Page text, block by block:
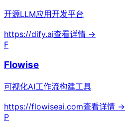
开源LLM应用开发平台
https://dify.ai查看详情 →
F
Flowise
可视化AI工作流构建工具
https://flowiseai.com查看详情 →
P